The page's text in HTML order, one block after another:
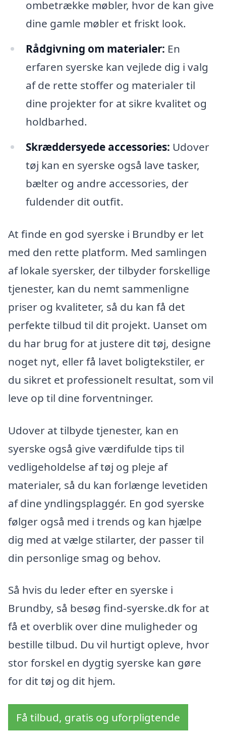
ombetrække møbler, hvor de kan give
dine gamle møbler et friskt look.
Rådgivning om materialer: En
erfaren syerske kan vejlede dig i valg
af de rette stoffer og materialer til
dine projekter for at sikre kvalitet og
holdbarhed.
Skræddersyede accessories: Udover
tøj kan en syerske også lave tasker,
bælter og andre accessories, der
fuldender dit outfit.
At finde en god syerske i Brundby er let
med den rette platform. Med samlingen
af lokale syersker, der tilbyder forskellige
tjenester, kan du nemt sammenligne
priser og kvaliteter, så du kan få det
perfekte tilbud til dit projekt. Uanset om
du har brug for at justere dit tøj, designe
noget nyt, eller få lavet boligtekstiler, er
du sikret et professionelt resultat, som vil
leve op til dine forventninger.
Udover at tilbyde tjenester, kan en
syerske også give værdifulde tips til
vedligeholdelse af tøj og pleje af
materialer, så du kan forlænge levetiden
af dine yndlingsplaggér. En god syerske
følger også med i trends og kan hjælpe
dig med at vælge stilarter, der passer til
din personlige smag og behov.
Så hvis du leder efter en syerske i
Brundby, så besøg find-syerske.dk for at
få et overblik over dine muligheder og
bestille tilbud. Du vil hurtigt opleve, hvor
stor forskel en dygtig syerske kan gøre
for dit tøj og dit hjem.
Få tilbud, gratis og uforpligtende